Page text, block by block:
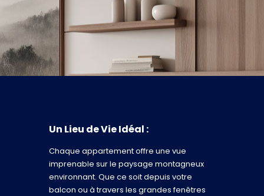
Un Lieu de Vie Idéal :
Chaque appartement offre une vue
imprenable sur le paysage montagneux
environnant. Que ce soit depuis votre
balcon ou à travers les grandes fenêtres